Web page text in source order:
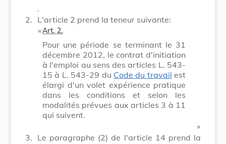
.
2. L'article 2 prend la teneur suivante:
​ «Art. 2.
Pour une période se terminant le 31
décembre 2012, le contrat d'initiation
à l'emploi au sens des articles L. 543-
15 à L. 543-29 du Code du travail est
élargi d'un volet expérience pratique
dans les conditions et selon les
modalités prévues aux articles 3 à 11
qui suivent.
​ »
3. Le paragraphe (2) de l'article 14 prend la